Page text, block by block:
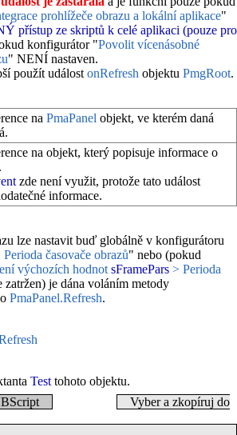
prohlížeče obrazu a lokální aplikace"
přístup ze skriptů k celé aplikaci (pouze pro
konfigurátor "Povolit vícenásobné
" NENÍ nastaven.
použít událost onRefresh objektu PmgRoot.
na PmaPanel objekt, ve kterém daná
na objekt, který popisuje informace o
zde není využit, protože tato událost
informace.
lze nastavit buď globálně v konfigurátoru
časovače obrazů" nebo (pokud
výchozích hodnot sFramePars > Perioda
zatržen) je dána voláním metody
PmaPanel.Refresh.
Test tohoto objektu.
Vyber a zkopíruj do